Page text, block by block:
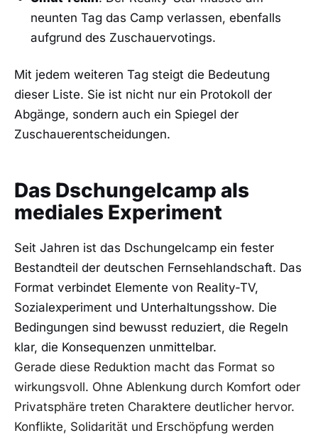
neunten Tag das Camp verlassen, ebenfalls
aufgrund des Zuschauervotings.
Mit jedem weiteren Tag steigt die Bedeutung
dieser Liste. Sie ist nicht nur ein Protokoll der
Abgänge, sondern auch ein Spiegel der
Zuschauerentscheidungen.
Das Dschungelcamp als
mediales Experiment
Seit Jahren ist das Dschungelcamp ein fester
Bestandteil der deutschen Fernsehlandschaft. Das
Format verbindet Elemente von Reality-TV,
Sozialexperiment und Unterhaltungsshow. Die
Bedingungen sind bewusst reduziert, die Regeln
klar, die Konsequenzen unmittelbar.
Gerade diese Reduktion macht das Format so
wirkungsvoll. Ohne Ablenkung durch Komfort oder
Privatsphäre treten Charaktere deutlicher hervor.
Konflikte, Solidarität und Erschöpfung werden